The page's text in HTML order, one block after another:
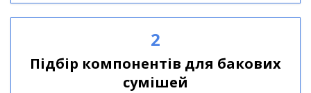
2
Підбір компонентів для бакових
сумішей